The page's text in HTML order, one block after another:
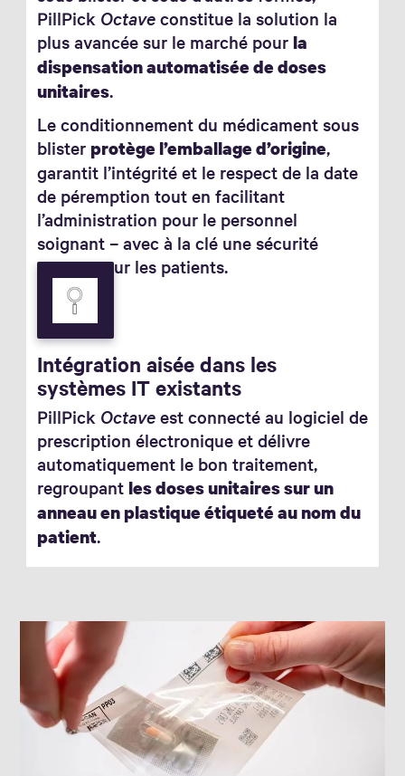
PillPick Octaveconstitue la solution la
plus avancée sur le marché pour la
dispensation automatisée de doses
unitaires.
Le conditionnement du médicament sous
blister protège l’emballage d’origine,
garantit l’intégrité et le respect de la date
de péremption tout en facilitant
l’administration pour le personnel
soignant – avec à la clé une sécurité
accrue pour les patients.
Intégration aisée dans les
systèmes IT existants
PillPick Octaveest connecté au logiciel de
prescription électronique et délivre
automatiquement le bon traitement,
regroupant les doses unitaires sur un
anneau en plastique étiqueté au nom du
patient.